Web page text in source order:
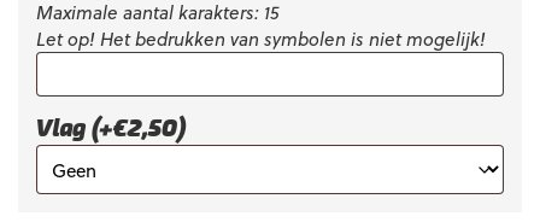
Maximale aantal karakters: 15
Let op! Het bedrukken van symbolen is niet mogelijk!
Vlag (+€2,50)